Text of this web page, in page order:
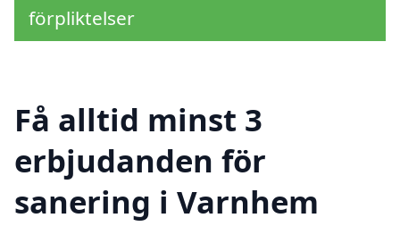
förpliktelser
Få alltid minst 3
erbjudanden för
sanering i Varnhem